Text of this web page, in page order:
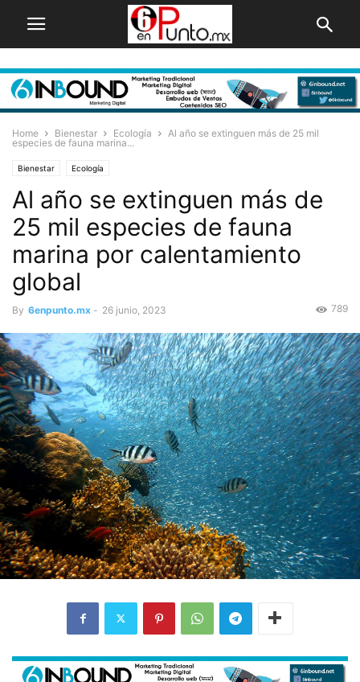
Home Bienestar Ecología
Al año se extinguen más de 25 mil
especies de fauna marina...
Bienestar Ecología
Al año se extinguen más de
25 mil especies de fauna
marina por calentamiento
global
By 6enpunto.mx - 26 junio, 2023 789